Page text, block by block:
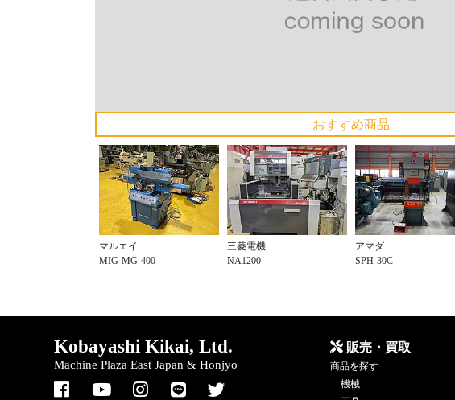
おすすめ商品
マルエイ
MIG-MG-400
三菱電機
NA1200
アマダ
SPH-30C
Kobayashi Kikai, Ltd.
Machine Plaza East Japan & Honjyo
販売・買取
商品を探す
機械